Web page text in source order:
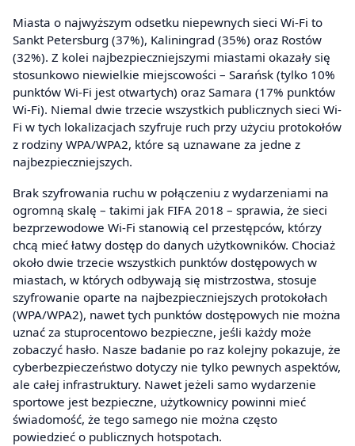
Miasta o najwyższym odsetku niepewnych sieci Wi-Fi to
Sankt Petersburg (37%), Kaliningrad (35%) oraz Rostów
(32%). Z kolei najbezpieczniejszymi miastami okazały się
stosunkowo niewielkie miejscowości – Sarańsk (tylko 10%
punktów Wi-Fi jest otwartych) oraz Samara (17% punktów
Wi-Fi). Niemal dwie trzecie wszystkich publicznych sieci Wi-
Fi w tych lokalizacjach szyfruje ruch przy użyciu protokołów
z rodziny WPA/WPA2, które są uznawane za jedne z
najbezpieczniejszych.
Brak szyfrowania ruchu w połączeniu z wydarzeniami na
ogromną skalę – takimi jak FIFA 2018 – sprawia, że sieci
bezprzewodowe Wi-Fi stanowią cel przestępców, którzy
chcą mieć łatwy dostęp do danych użytkowników. Chociaż
około dwie trzecie wszystkich punktów dostępowych w
miastach, w których odbywają się mistrzostwa, stosuje
szyfrowanie oparte na najbezpieczniejszych protokołach
(WPA/WPA2), nawet tych punktów dostępowych nie można
uznać za stuprocentowo bezpieczne, jeśli każdy może
zobaczyć hasło. Nasze badanie po raz kolejny pokazuje, że
cyberbezpieczeństwo dotyczy nie tylko pewnych aspektów,
ale całej infrastruktury. Nawet jeżeli samo wydarzenie
sportowe jest bezpieczne, użytkownicy powinni mieć
świadomość, że tego samego nie można często
powiedzieć o publicznych hotspotach.